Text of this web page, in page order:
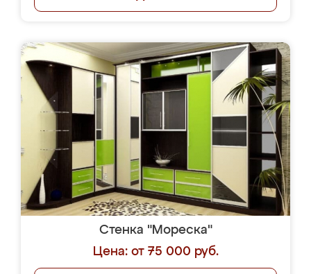
Стенка "Мореска"
Цена: от 75 000 руб.